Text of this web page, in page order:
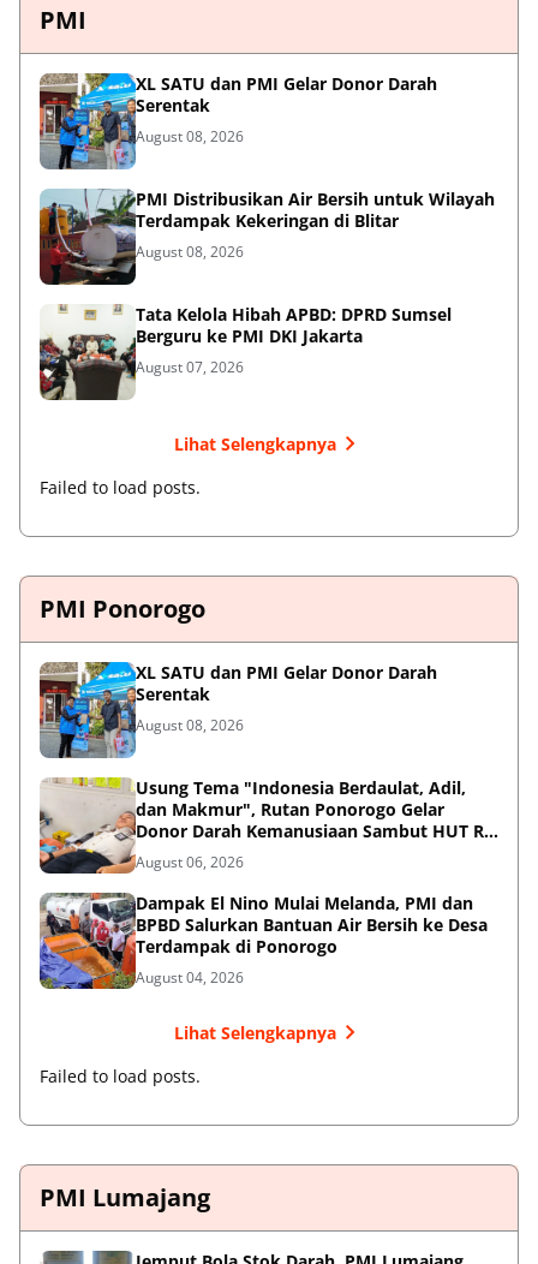
PMI
XL SATU dan PMI Gelar Donor Darah
Serentak
August 08, 2026
PMI Distribusikan Air Bersih untuk Wilayah
Terdampak Kekeringan di Blitar
August 08, 2026
Tata Kelola Hibah APBD: DPRD Sumsel
Berguru ke PMI DKI Jakarta
August 07, 2026
Lihat Selengkapnya
Failed to load posts.
PMI Ponorogo
XL SATU dan PMI Gelar Donor Darah
Serentak
August 08, 2026
Usung Tema "Indonesia Berdaulat, Adil,
dan Makmur", Rutan Ponorogo Gelar
Donor Darah Kemanusiaan Sambut HUT RI
ke-81
August 06, 2026
Dampak El Nino Mulai Melanda, PMI dan
BPBD Salurkan Bantuan Air Bersih ke Desa
Terdampak di Ponorogo
August 04, 2026
Lihat Selengkapnya
Failed to load posts.
PMI Lumajang